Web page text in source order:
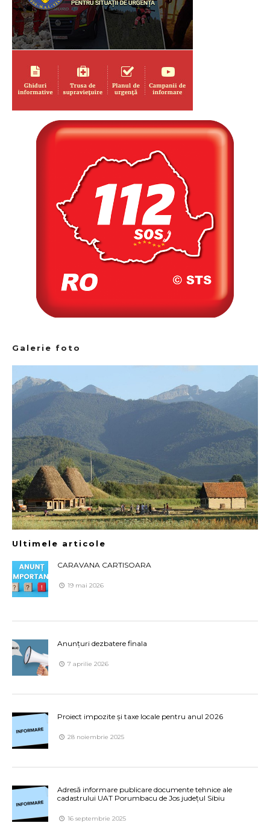
Galerie foto
Ultimele articole
CARAVANA CARTISOARA
19 mai 2026
Anunțuri dezbatere finala
7 aprilie 2026
Proiect impozite și taxe locale pentru anul 2026
28 noiembrie 2025
Adresă informare publicare documente tehnice ale
cadastrului UAT Porumbacu de Jos județul Sibiu
16 septembrie 2025